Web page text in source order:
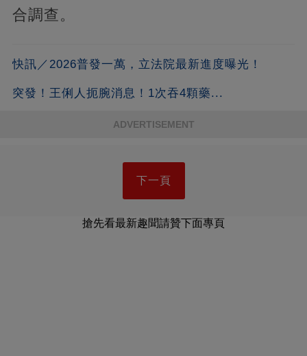
合調查。
快訊／2026普發一萬，立法院最新進度曝光！
突發！王俐人扼腕消息！1次吞4顆藥...
ADVERTISEMENT
下一頁
搶先看最新趣聞請贊下面專頁